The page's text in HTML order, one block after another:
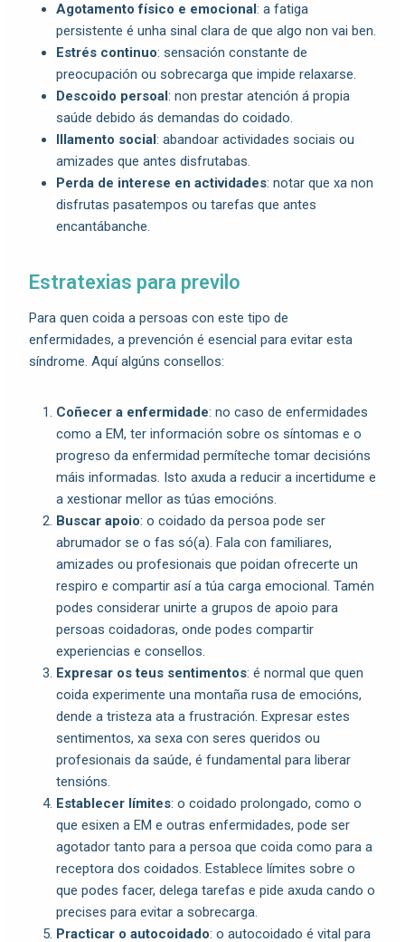
Agotamento físico e emocional: a fatiga
persistente é unha sinal clara de que algo non vai ben.
Estrés continuo: sensación constante de
preocupación ou sobrecarga que impide relaxarse.
Descoido persoal: non prestar atención á propia
saúde debido ás demandas do coidado.
Illamento social: abandoar actividades sociais ou
amizades que antes disfrutabas.
Perda de interese en actividades: notar que xa non
disfrutas pasatempos ou tarefas que antes
encantábanche.
Estratexias para previlo
Para quen coida a persoas con este tipo de
enfermidades, a prevención é esencial para evitar esta
síndrome. Aquí algúns consellos:
Coñecer a enfermidade: no caso de enfermidades
como a EM, ter información sobre os síntomas e o
progreso da enfermidad permíteche tomar decisións
máis informadas. Isto axuda a reducir a incertidume e
a xestionar mellor as túas emocións.
Buscar apoio: o coidado da persoa pode ser
abrumador se o fas só(a). Fala con familiares,
amizades ou profesionais que poidan ofrecerte un
respiro e compartir así a túa carga emocional. Tamén
podes considerar unirte a grupos de apoio para
persoas coidadoras, onde podes compartir
experiencias e consellos.
Expresar os teus sentimentos: é normal que quen
coida experimente una montaña rusa de emocións,
dende a tristeza ata a frustración. Expresar estes
sentimentos, xa sexa con seres queridos ou
profesionais da saúde, é fundamental para liberar
tensións.
Establecer límites: o coidado prolongado, como o
que esixen a EM e outras enfermidades, pode ser
agotador tanto para a persoa que coida como para a
receptora dos coidados. Establece límites sobre o
que podes facer, delega tarefas e pide axuda cando o
precises para evitar a sobrecarga.
Practicar o autocoidado: o autocoidado é vital para